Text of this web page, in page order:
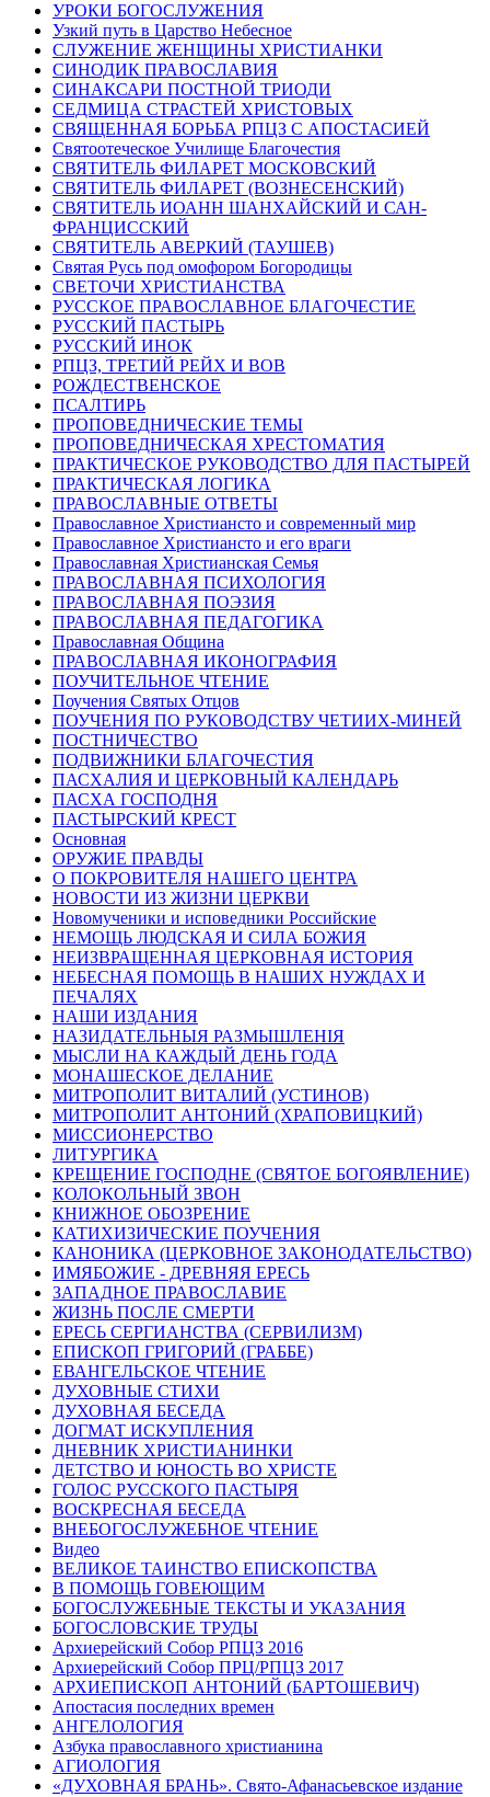
УРОКИ БОГОСЛУЖЕНИЯ
Узкий путь в Царство Небесное
СЛУЖЕНИЕ ЖЕНЩИНЫ ХРИСТИАНКИ
СИНОДИК ПРАВОСЛАВИЯ
СИНАКСАРИ ПОСТНОЙ ТРИОДИ
СЕДМИЦА СТРАСТЕЙ ХРИСТОВЫХ
СВЯЩЕННАЯ БОРЬБА РПЦЗ С АПОСТАСИЕЙ
Святоотеческое Училище Благочестия
СВЯТИТЕЛЬ ФИЛАРЕТ МОСКОВСКИЙ
СВЯТИТЕЛЬ ФИЛАРЕТ (ВОЗНЕСЕНСКИЙ)
СВЯТИТЕЛЬ ИОАНН ШАНХАЙСКИЙ И САН-
ФРАНЦИССКИЙ
СВЯТИТЕЛЬ АВЕРКИЙ (ТАУШЕВ)
Святая Русь под омофором Богородицы
СВЕТОЧИ ХРИСТИАНСТВА
РУССКОЕ ПРАВОСЛАВНОЕ БЛАГОЧЕСТИЕ
РУССКИЙ ПАСТЫРЬ
РУССКИЙ ИНОК
РПЦЗ, ТРЕТИЙ РЕЙХ И ВОВ
РОЖДЕСТВЕНСКОЕ
ПСАЛТИРЬ
ПРОПОВЕДНИЧЕСКИЕ ТЕМЫ
ПРОПОВЕДНИЧЕСКАЯ ХРЕСТОМАТИЯ
ПРАКТИЧЕСКОЕ РУКОВОДСТВО ДЛЯ ПАСТЫРЕЙ
ПРАКТИЧЕСКАЯ ЛОГИКА
ПРАВОСЛАВНЫЕ ОТВЕТЫ
Православное Христиансто и современный мир
Православное Христиансто и его враги
Православная Христианская Семья
ПРАВОСЛАВНАЯ ПСИХОЛОГИЯ
ПРАВОСЛАВНАЯ ПОЭЗИЯ
ПРАВОСЛАВНАЯ ПЕДАГОГИКА
Православная Община
ПРАВОСЛАВНАЯ ИКОНОГРАФИЯ
ПОУЧИТЕЛЬНОЕ ЧТЕНИЕ
Поучения Святых Отцов
ПОУЧЕНИЯ ПО РУКОВОДСТВУ ЧЕТИИХ-МИНЕЙ
ПОСТНИЧЕСТВО
ПОДВИЖНИКИ БЛАГОЧЕСТИЯ
ПАСХАЛИЯ И ЦЕРКОВНЫЙ КАЛЕНДАРЬ
ПАСХА ГОСПОДНЯ
ПАСТЫРСКИЙ КРЕСТ
Основная
ОРУЖИЕ ПРАВДЫ
О ПОКРОВИТЕЛЯ НАШЕГО ЦЕНТРА
НОВОСТИ ИЗ ЖИЗНИ ЦЕРКВИ
Новомученики и исповедники Российские
НЕМОЩЬ ЛЮДСКАЯ И СИЛА БОЖИЯ
НЕИЗВРАЩЕННАЯ ЦЕРКОВНАЯ ИСТОРИЯ
НЕБЕСНАЯ ПОМОЩЬ В НАШИХ НУЖДАХ И
ПЕЧАЛЯХ
НАШИ ИЗДАНИЯ
НАЗИДАТЕЛЬНЫЯ РАЗМЫШЛЕНІЯ
МЫСЛИ НА КАЖДЫЙ ДЕНЬ ГОДА
МОНАШЕСКОЕ ДЕЛАНИЕ
МИТРОПОЛИТ ВИТАЛИЙ (УСТИНОВ)
МИТРОПОЛИТ АНТОНИЙ (ХРАПОВИЦКИЙ)
МИССИОНЕРСТВО
ЛИТУРГИКА
КРЕЩЕНИЕ ГОСПОДНЕ (СВЯТОЕ БОГОЯВЛЕНИЕ)
КОЛОКОЛЬНЫЙ ЗВОН
КНИЖНОЕ ОБОЗРЕНИЕ
КАТИХИЗИЧЕСКИЕ ПОУЧЕНИЯ
КАНОНИКА (ЦЕРКОВНОЕ ЗАКОНОДАТЕЛЬСТВО)
ИМЯБОЖИЕ - ДРЕВНЯЯ ЕРЕСЬ
ЗАПАДНОЕ ПРАВОСЛАВИЕ
ЖИЗНЬ ПОСЛЕ СМЕРТИ
ЕРЕСЬ СЕРГИАНСТВА (СЕРВИЛИЗМ)
ЕПИСКОП ГРИГОРИЙ (ГРАББЕ)
ЕВАНГЕЛЬСКОЕ ЧТЕНИЕ
ДУХОВНЫЕ СТИХИ
ДУХОВНАЯ БЕСЕДА
ДОГМАТ ИСКУПЛЕНИЯ
ДНЕВНИК ХРИСТИАНИНКИ
ДЕТСТВО И ЮНОСТЬ ВО ХРИСТЕ
ГОЛОС РУССКОГО ПАСТЫРЯ
ВОСКРЕСНАЯ БЕСЕДА
ВНЕБОГОСЛУЖЕБНОЕ ЧТЕНИЕ
Видео
ВЕЛИКОЕ ТАИНСТВО ЕПИСКОПСТВА
В ПОМОЩЬ ГОВЕЮЩИМ
БОГОСЛУЖЕБНЫЕ ТЕКСТЫ И УКАЗАНИЯ
БОГОСЛОВСКИЕ ТРУДЫ
Архиерейский Собор РПЦЗ 2016
Архиерейский Собор ПРЦ/РПЦЗ 2017
АРХИЕПИСКОП АНТОНИЙ (БАРТОШЕВИЧ)
Апостасия последних времен
АНГЕЛОЛОГИЯ
Азбука православного христианина
АГИОЛОГИЯ
«ДУХОВНАЯ БРАНЬ». Свято-Афанасьевское издание